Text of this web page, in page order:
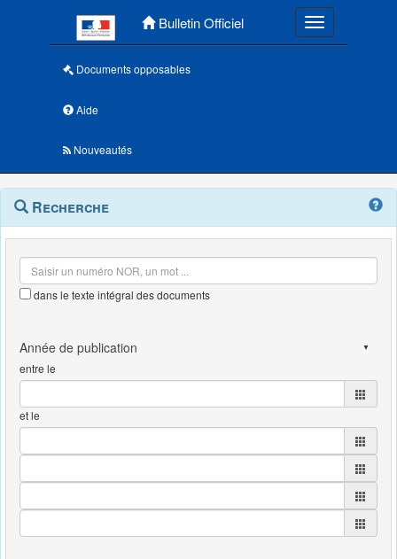
Bulletin Officiel Toggle
Documents opposables
Aide
Nouveautés
Navigation
outils
Menu
contextuel
Recherche
dans le texte intégral des documents
entre le
et le